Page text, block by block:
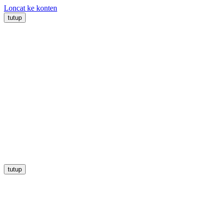
Loncat ke konten
tutup
tutup